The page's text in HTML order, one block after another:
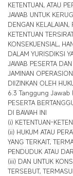
KETENTUAN, ATAU
JAWAB UNTUK
DENGAN KELALAIAN,
KETENTUAN
KONSEKUENSIAL,
DALAM YURISDIKSI
JAWAB PESERTA
JAMINAN
DIIZINKAN OLEH
6.3 Tanggung Jawab
PESERTA
DI BAWAH INI
(i) KETENTUAN-
(ii) HUKUM ATAU
YANG TERKAIT,
PENDUDUK ATAU
(iii) DAN UNTUK
TERSEBUT,